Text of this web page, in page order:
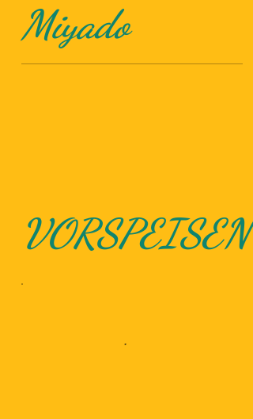
Miyado
VORSPEISEN